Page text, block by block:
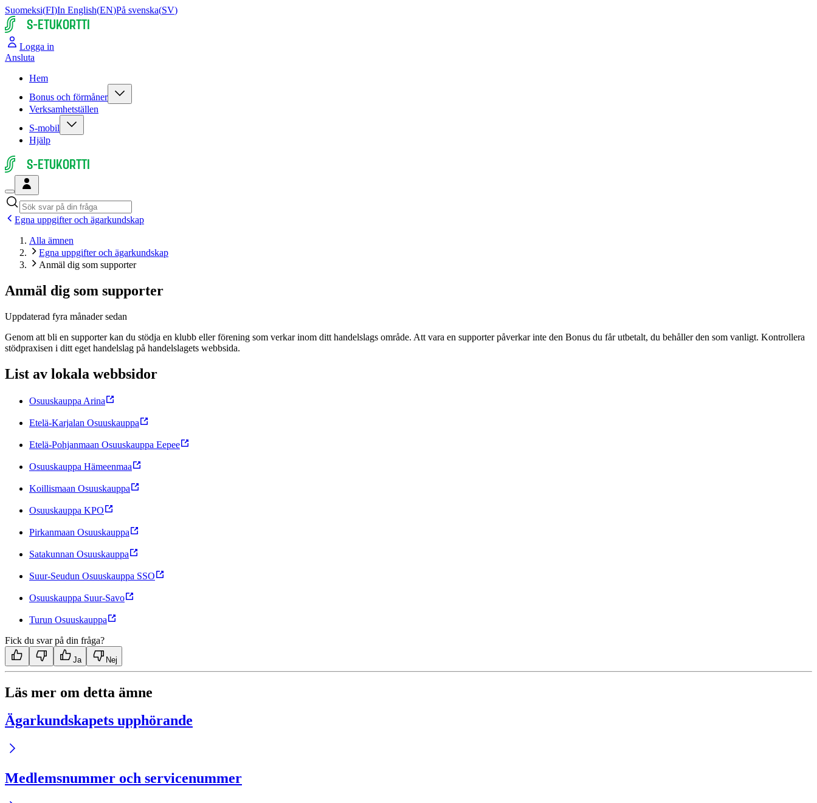
Suomeksi(FI)In English(EN)På svenska(SV)
S-ETUKORTTI
Logga in
Ansluta
Hem
Bonus och förmåner
Verksamhetställen
S-mobil
Hjälp
S-ETUKORTTI
Egna uppgifter och ägar­kund­skap
Alla ämnen
Egna uppgifter och ägar­kund­skap
Anmäl dig som supporter
Anmäl dig som supporter
Uppdaterad fyra månader sedan
Genom att bli en supporter kan du stödja en klubb eller förening som verkar inom ditt handelslags område. Att vara en supporter påverkar inte den Bonus du får utbetalt, du behåller den som vanligt. Kontrollera
stödpraxisen i ditt eget handelslag på handelslagets webbsida.
List av lokala webbsidor
Osuuskauppa Arina
Etelä-Karjalan Osuuskauppa
Etelä-Pohjanmaan Osuuskauppa Eepee
Osuuskauppa Hämeenmaa
Koillismaan Osuuskauppa
Osuuskauppa KPO
Pirkanmaan Osuuskauppa
Satakunnan Osuuskauppa
Suur-Seudun Osuuskauppa SSO
Osuuskauppa Suur-Savo
Turun Osuuskauppa
Fick du svar på din fråga?
Ja Nej
Läs mer om detta ämne
Ägarkunds­kapets upphörande
Medlemsnummer och servicenummer